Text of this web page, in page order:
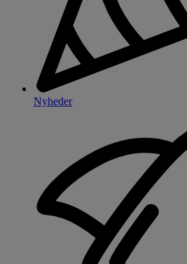
Nyheder